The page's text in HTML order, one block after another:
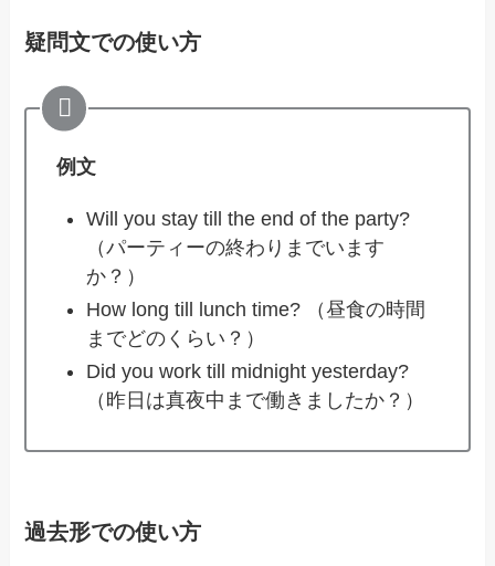
疑問文での使い方
例文
Will you stay till the end of the party?
（パーティーの終わりまでいます
か？）
How long till lunch time? （昼食の時間
までどのくらい？）
Did you work till midnight yesterday?
（昨日は真夜中まで働きましたか？）
過去形での使い方